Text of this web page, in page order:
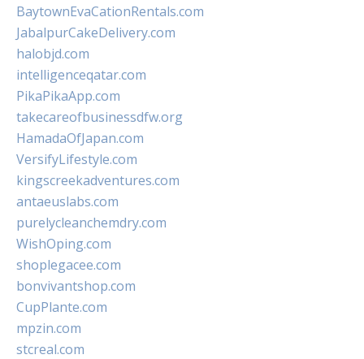
BaytownEvaCationRentals.com
JabalpurCakeDelivery.com
halobjd.com
intelligenceqatar.com
PikaPikaApp.com
takecareofbusinessdfw.org
HamadaOfJapan.com
VersifyLifestyle.com
kingscreekadventures.com
antaeuslabs.com
purelycleanchemdry.com
WishOping.com
shoplegacee.com
bonvivantshop.com
CupPlante.com
mpzin.com
stcreal.com